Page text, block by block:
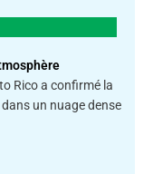
Rico a confirmé la
un nuage dense